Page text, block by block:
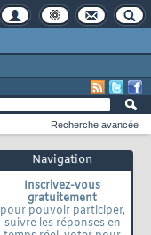
Navigation
Inscrivez-vous
gratuitement
pour pouvoir participer,
suivre les réponses en
Recherche avancée